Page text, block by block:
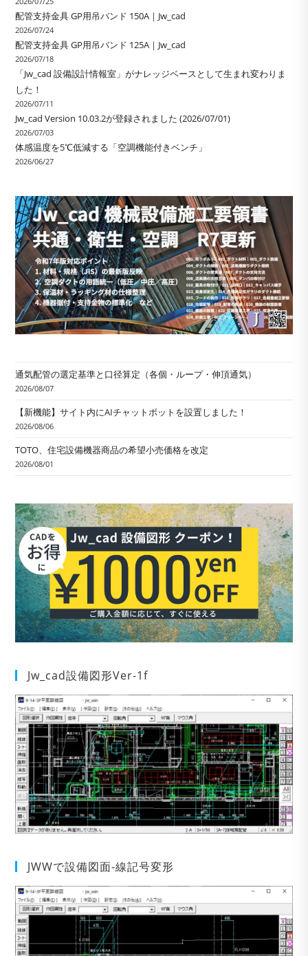
配管支持金具 GP用吊バンド 150A｜Jw_cad
2026/07/24
配管支持金具 GP用吊バンド 125A｜Jw_cad
2026/07/18
「Jw_cad 設備設計情報室」がナレッジベースとして生まれ変わりま
した！
2026/07/11
Jw_cad Version 10.03.2が登録されました (2026/07/01)
2026/07/03
体感温度を5℃低減する「空調機能付きベンチ」
2026/06/27
通気配管の選定基準と口径算定（各個・ループ・伸頂通気）
2026/08/07
【新機能】サイト内にAIチャットボットを設置しました！
2026/08/06
TOTO、住宅設備機器商品の希望小売価格を改定
2026/08/01
Jw_cad設備図形Ver-1f
JWWで設備図面-線記号変形